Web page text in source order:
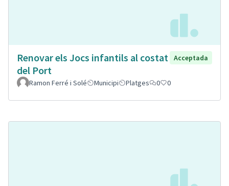
Renovar els Jocs infantils al costat
del Port
Acceptada
Ramon Ferré i Solé Municipi Platges 0 0